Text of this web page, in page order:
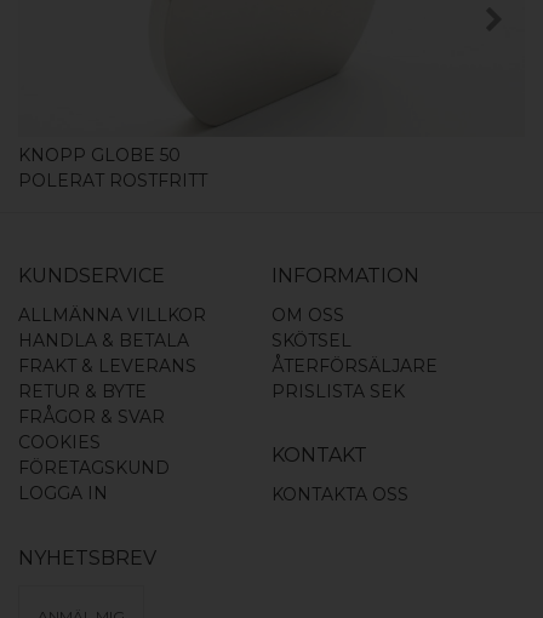
KNOPP GLOBE 50
POLERAT ROSTFRITT
KUNDSERVICE
ALLMÄNNA VILLKOR
HANDLA & BETALA
FRAKT & LEVERANS
RETUR & BYTE
FRÅGOR & SVAR
COOKIES
FÖRETAGSKUND
LOGGA IN
INFORMATION
OM OSS
SKÖTSEL
ÅTERFÖRSÄLJARE
PRISLISTA SEK
KONTAKT
KONTAKTA OSS
NYHETSBREV